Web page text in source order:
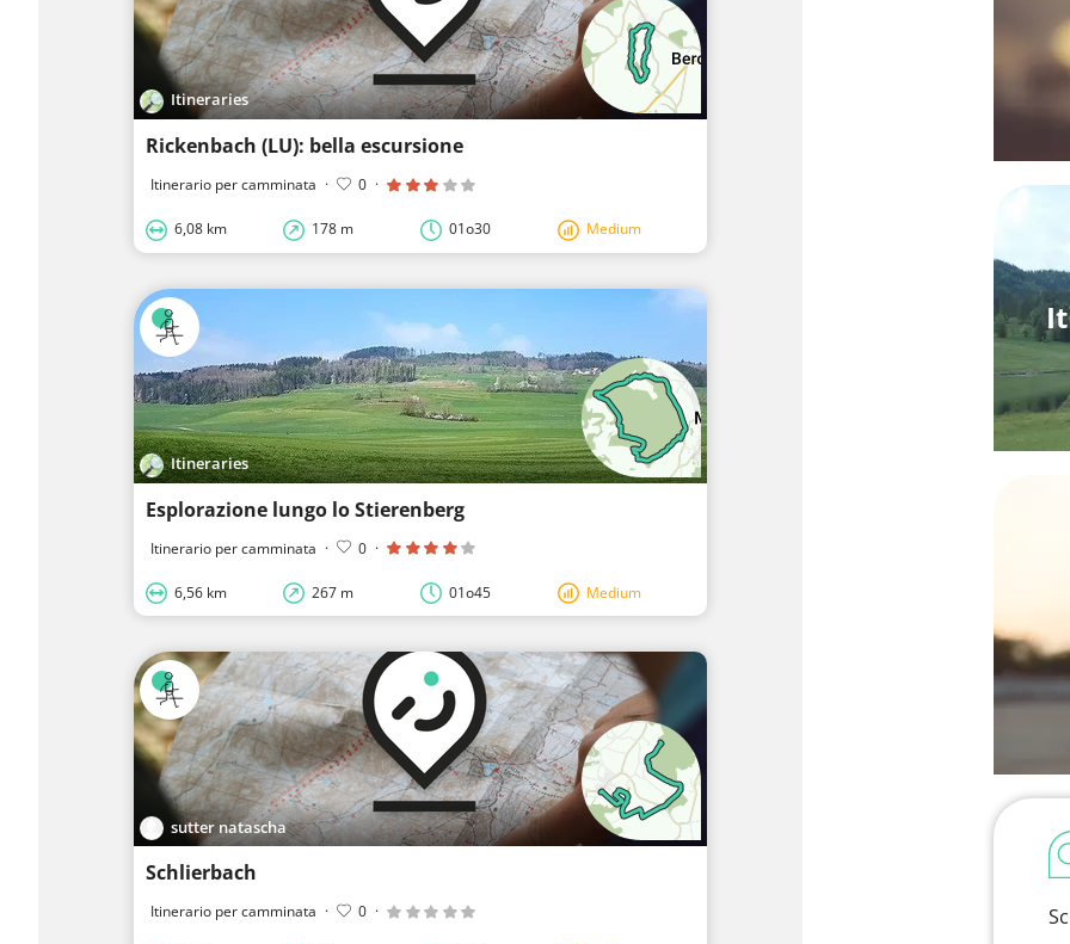
Itineraries
Rickenbach (LU): bella escursione
Itinerario per camminata · 0 ·
6,08 km 178 m 01o30 Medium
Itineraries
Esplorazione lungo lo Stierenberg
Itinerario per camminata · 0 ·
6,56 km 267 m 01o45 Medium
sutter natascha
Schlierbach
Itinerario per camminata · 0 ·